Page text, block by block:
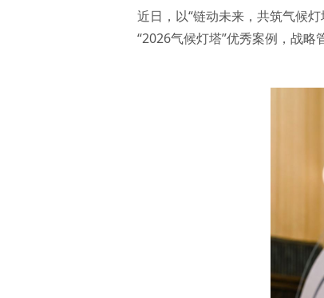
近日，以“链动未来，共筑气候
“2026气候灯塔”优秀案例，战略